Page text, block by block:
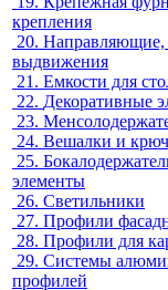
крепления
20. Направляющие,
выдвижения
21. Емкости для
22. Декоративные
23.
24. Вешалки и
25.
элементы
26. Светильники
27. Профили
28. Профили для
29. Системы
профилей